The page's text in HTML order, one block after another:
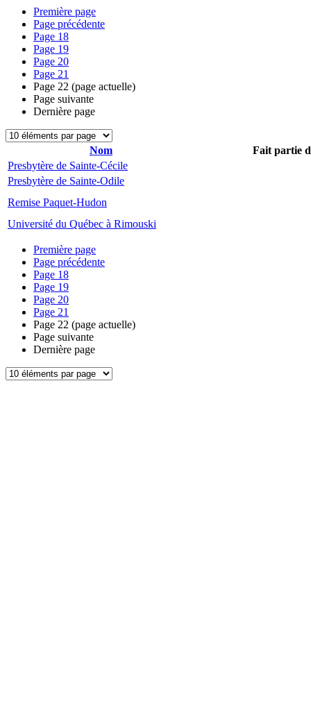
Première page
Page précédente
Page 18
Page 19
Page 20
Page 21
Page 22 (page actuelle)
Page suivante
Dernière page
Nom
Fait partie
Presbytère de Sainte-Cécile
Presbytère de Sainte-Odile
Remise Paquet-Hudon
Université du Québec à Rimouski
Première page
Page précédente
Page 18
Page 19
Page 20
Page 21
Page 22 (page actuelle)
Page suivante
Dernière page